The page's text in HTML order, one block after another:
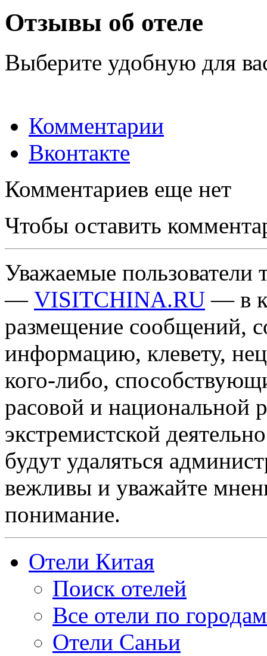
Отзывы об отеле
Выберите удобную для
Комментарии
Вконтакте
Комментариев еще нет
Чтобы оставить
Уважаемые пользователи
— VISITCHINA.RU — в
размещение сообщений,
информацию, клевету,
кого-либо,
расовой и национальной
экстремистской
будут удаляться
вежливы и уважайте
понимание.
Отели Китая
Поиск отелей
Все отели по городам
Отели Саньи